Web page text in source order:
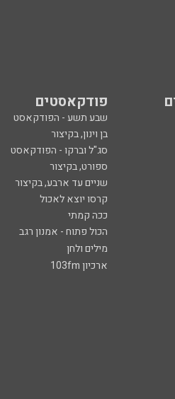
פודקאסטים
שבע תשע - הפודקאסט
בן וינון, בקיצור
סג"ל וברקו - הפודקאסט
ספורט, בקיצור
שניים עד ארבע, בקיצור
קרסו יוצא לאכול
ככה קמתי
הכול פתוח - אמנון רגב
מילים ולחן
ארכיון 103fm